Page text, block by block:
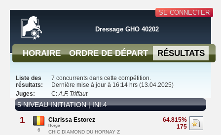
SE CONNECTER
Dressage GHO 40202
HORAIRE ORDRE DE DÉPART RÉSULTATS
Liste des
résultats:
7 concurrents dans cette compétition.
Dernière mise à jour à 16:14 hrs (13.04.2025)
Juges:
C:A.F. Triffaut
5 NIVEAU INITIATION | INI.4
1
6
64.815%
175
Clarissa Estorez
Horge
CHIC DIAMOND DU HORNAY Z